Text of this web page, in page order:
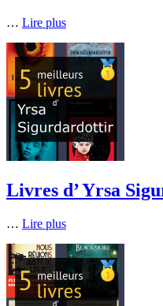
… Lire plus
Livres d’ Yrsa
… Lire plus